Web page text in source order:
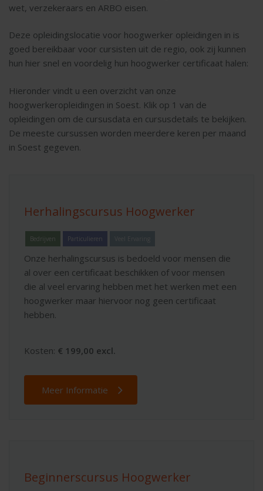
wet, verzekeraars en ARBO eisen.
Deze opleidingslocatie voor hoogwerker opleidingen in is
goed bereikbaar voor cursisten uit de regio, ook zij kunnen
hun hier snel en voordelig hun hoogwerker certificaat halen:
Hieronder vindt u een overzicht van onze
hoogwerkeropleidingen in Soest. Klik op 1 van de
opleidingen om de cursusdata en cursusdetails te bekijken.
De meeste cursussen worden meerdere keren per maand
in Soest gegeven.
Herhalingscursus Hoogwerker
Bedrijven Particulieren Veel Ervaring
Onze herhalingscursus is bedoeld voor mensen die
al over een certificaat beschikken of voor mensen
die al veel ervaring hebben met het werken met een
hoogwerker maar hiervoor nog geen certificaat
hebben.
Kosten: € 199,00 excl.
Meer Informatie
Beginnerscursus Hoogwerker